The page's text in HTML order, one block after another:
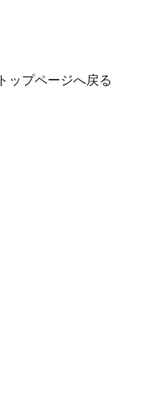
トップページへ戻る